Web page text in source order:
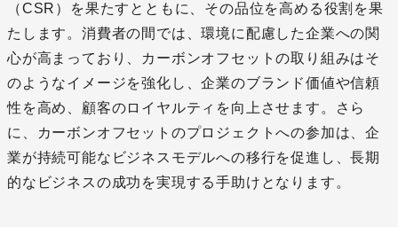
（CSR）を果たすとともに、その品位を高める役割を果
たします。消費者の間では、環境に配慮した企業への関
心が高まっており、カーボンオフセットの取り組みはそ
のようなイメージを強化し、企業のブランド価値や信頼
性を高め、顧客のロイヤルティを向上させます。さら
に、カーボンオフセットのプロジェクトへの参加は、企
業が持続可能なビジネスモデルへの移行を促進し、長期
的なビジネスの成功を実現する手助けとなります。